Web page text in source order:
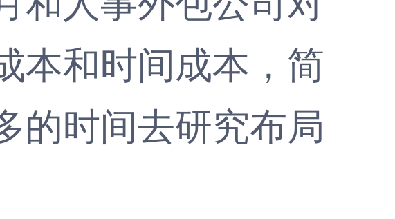
本和时间成本，简
的时间去研究布局